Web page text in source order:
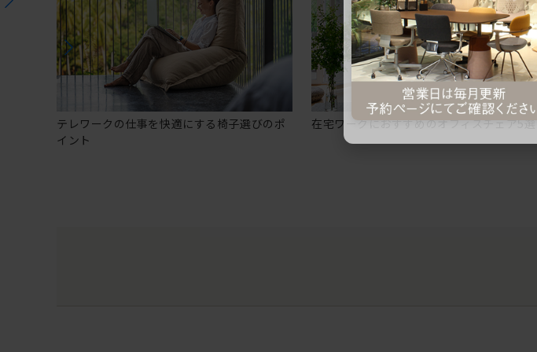
テレワークの仕事を快適にする椅子選びのポ
イント
在宅ワークにおすすめのオフィスチェア5選